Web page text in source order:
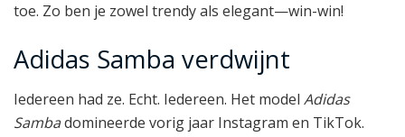
toe. Zo ben je zowel trendy als elegant—win-win!
Adidas Samba verdwijnt
Iedereen had ze. Echt. Iedereen. Het model Adidas
Sambadomineerde vorig jaar Instagram en TikTok.